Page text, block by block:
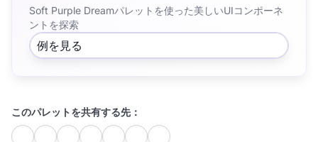
Soft Purple Dreamパレットを使った美しいUIコンポーネ
ントを探索
例を見る
このパレットを共有する先：